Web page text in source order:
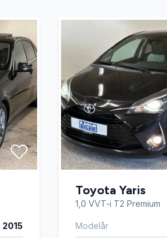
mørktonede ruder bag
skiltegenkendelse
sædevarme
USB-A tilslutning
2015
Toyota Yaris
1,0 VVT-i T2 Premium
Modelår